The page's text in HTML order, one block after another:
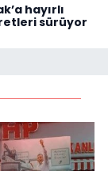
hayırlı
sürüyor